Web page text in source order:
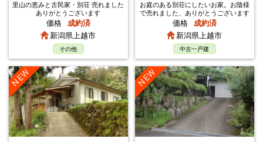
里山の恵みと古民家・別荘 売れました
ありがとうございます
価格 成約済
新潟県上越市
その他
お庭のある別荘にしたいお家。お陰様
で売れました、ありがとうございます
価格 成約済
新潟県上越市
中古一戸建
NEW NEW